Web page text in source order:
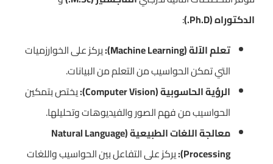
الدكتوراه (Ph.D.)
:
تعلم الآلة (Machine Learning):
يركز على الخوارزميات
التي تمكن الحواسيب من التعلم من البيانات.
الرؤية الحاسوبية (Computer Vision):
يختص بتمكين
الحواسيب من فهم الصور والفيديوهات وتحليلها.
معالجة اللغات الطبيعية (Natural Language
Processing): يركز على التفاعل بين الحواسيب واللغات